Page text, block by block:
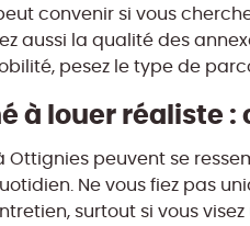
convenir si vous
aussi la qualité des
pesez le type de
à louer réaliste
Ottignies peuvent se
Ne vous fiez pas
surtout si vous